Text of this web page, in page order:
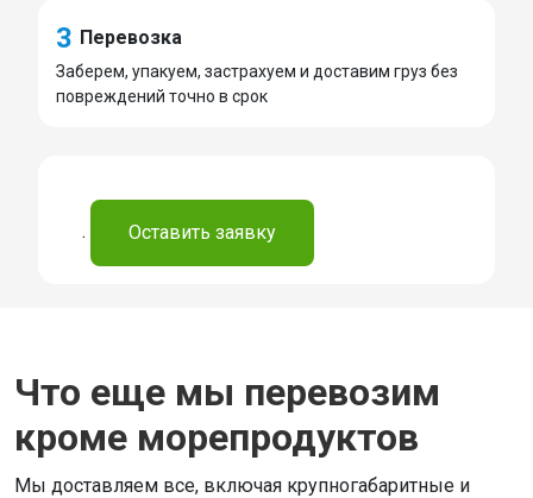
3 Перевозка
Заберем, упакуем, застрахуем и доставим груз без
повреждений точно в срок
. Оставить заявку
Что еще мы перевозим
кроме морепродуктов
Мы доставляем все, включая крупногабаритные и